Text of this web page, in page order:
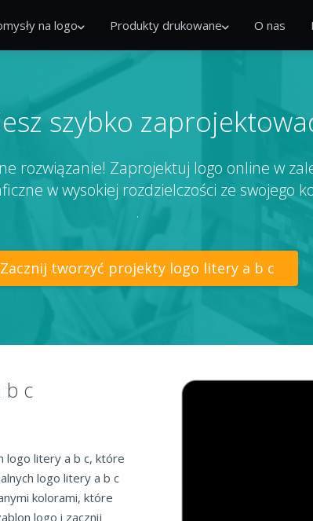
na logo Produkty drukowane O nas
szybko
rozwiązanie! Zaprojektuj logo online w
w wysokiej rozdzielczości ze swojego
.
Zacznij tworzyć projekty logo litery a b c
b c
logo litery a b c, które
logo litery a b c
kolorami, które
logo i zacznij